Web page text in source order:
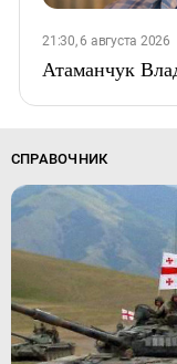
21:30, 6 августа 2026
Атаманчук
СПРАВОЧНИК